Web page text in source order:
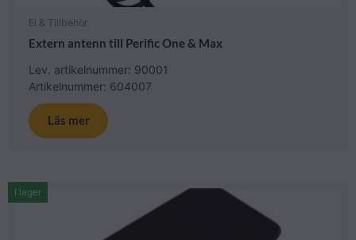
El & Tillbehör
Extern antenn till Perific One & Max
Lev. artikelnummer: 90001
Artikelnummer: 604007
Läs mer
I lager